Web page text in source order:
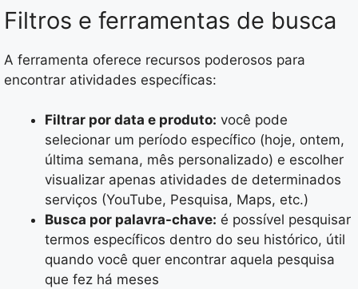
Filtros e ferramentas de busca
A ferramenta oferece recursos poderosos para
encontrar atividades específicas:
Filtrar por data e produto: você pode
selecionar um período específico (hoje, ontem,
última semana, mês personalizado) e escolher
visualizar apenas atividades de determinados
serviços (YouTube, Pesquisa, Maps, etc.)
Busca por palavra-chave: é possível pesquisar
termos específicos dentro do seu histórico, útil
quando você quer encontrar aquela pesquisa
que fez há meses